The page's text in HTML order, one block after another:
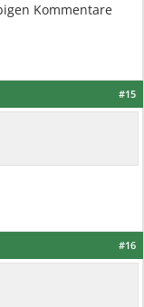
Kommentare
#15
#16